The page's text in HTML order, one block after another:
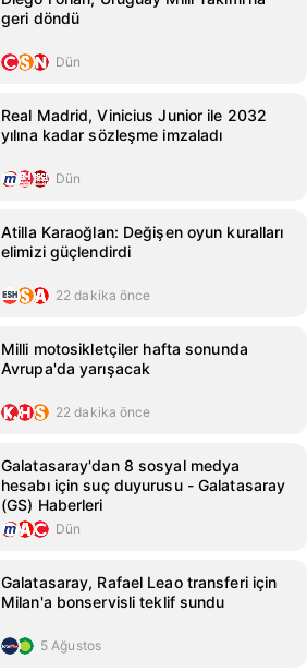
geri döndü
Dün
Real Madrid, Vinicius Junior ile 2032
yılına kadar sözleşme imzaladı
Dün
Atilla Karaoğlan: Değişen oyun kuralları
elimizi güçlendirdi
22 dakika önce
Milli motosikletçiler hafta sonunda
Avrupa'da yarışacak
22 dakika önce
Galatasaray'dan 8 sosyal medya
hesabı için suç duyurusu - Galatasaray
(GS) Haberleri
Dün
Galatasaray, Rafael Leao transferi için
Milan'a bonservisli teklif sundu
5 Ağustos